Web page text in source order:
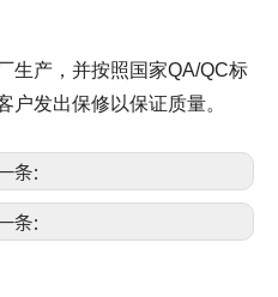
生产，并按照国家QA/QC标
户发出保修以保证质量。
条:
条: